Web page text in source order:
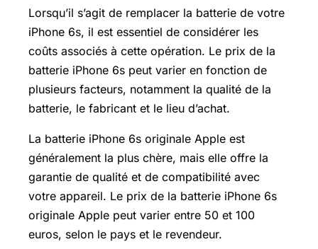
Lorsqu’il s’agit de remplacer la batterie de votre
iPhone 6s, il est essentiel de considérer les
coûts associés à cette opération. Le prix de la
batterie iPhone 6s peut varier en fonction de
plusieurs facteurs, notamment la qualité de la
batterie, le fabricant et le lieu d’achat.
La batterie iPhone 6s originale Apple est
généralement la plus chère, mais elle offre la
garantie de qualité et de compatibilité avec
votre appareil. Le prix de la batterie iPhone 6s
originale Apple peut varier entre 50 et 100
euros, selon le pays et le revendeur.